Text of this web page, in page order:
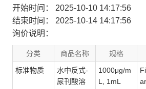
开始时间：
2025-10-10 14:17:56
结束时间：
2025-10-14 14:17:56
询价说明：
分类 商品名称 规格
标准物质
水中反式-
尿刊酸溶
1000μg/m
L, 1mL